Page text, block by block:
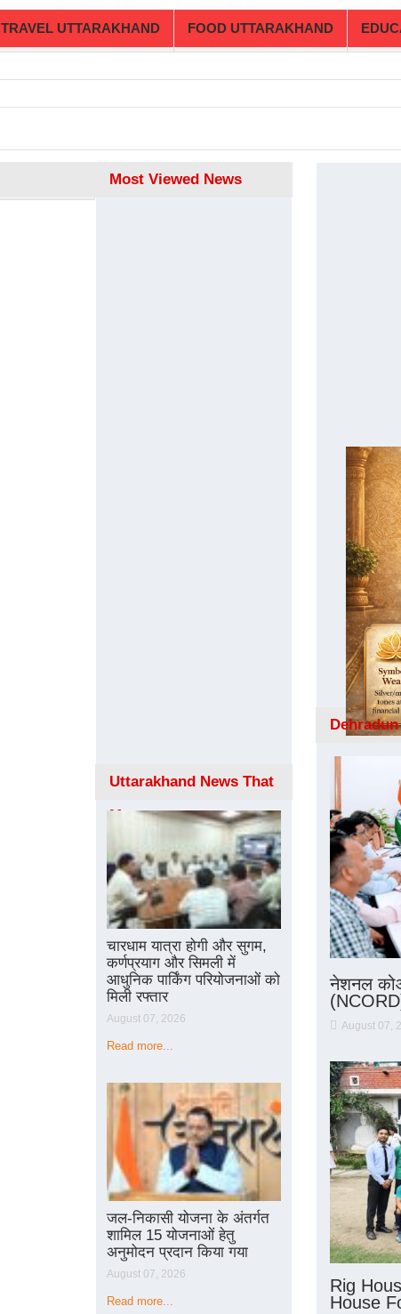
TRAVEL UTTARAKHAND FOOD UTTARAKHAND
Most Viewed News
Uttarakhand News That
Matters
चारधाम यात्रा होगी और सुगम,
कर्णप्रयाग और सिमली में
आधुनिक पार्किंग परियोजनाओं को
मिली रफ्तार
August 07, 2026
Read more...
जल-निकासी योजना के अंतर्गत
शामिल 15 योजनाओं हेतु
अनुमोदन प्रदान किया गया
August 07, 2026
Read more...
नेशनल
August 07,
Rig
House